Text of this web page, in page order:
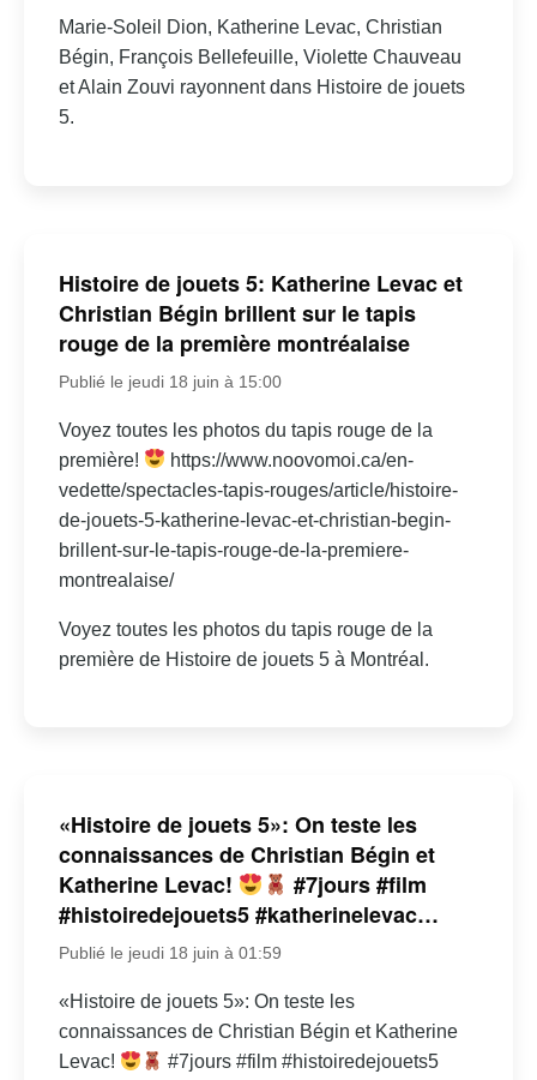
Marie-Soleil Dion, Katherine Levac, Christian
Bégin, François Bellefeuille, Violette Chauveau
et Alain Zouvi rayonnent dans Histoire de jouets
5.
Histoire de jouets 5: Katherine Levac et
Christian Bégin brillent sur le tapis
rouge de la première montréalaise
Publié le jeudi 18 juin à 15:00
Voyez toutes les photos du tapis rouge de la
première!
https://www.noovomoi.ca/en-
vedette/spectacles-tapis-rouges/article/histoire-
de-jouets-5-katherine-levac-et-christian-begin-
brillent-sur-le-tapis-rouge-de-la-premiere-
montrealaise/
Voyez toutes les photos du tapis rouge de la
première de Histoire de jouets 5 à Montréal.
«Histoire de jouets 5»: On teste les
connaissances de Christian Bégin et
Katherine Levac!
#7jours #film
#histoiredejouets5 #katherinelevac…
Publié le jeudi 18 juin à 01:59
«Histoire de jouets 5»: On teste les
connaissances de Christian Bégin et Katherine
Levac!
#7jours #film #histoiredejouets5